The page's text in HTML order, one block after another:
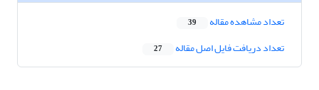
تعداد مشاهده مقاله 39
تعداد دریافت فایل اصل مقاله 27